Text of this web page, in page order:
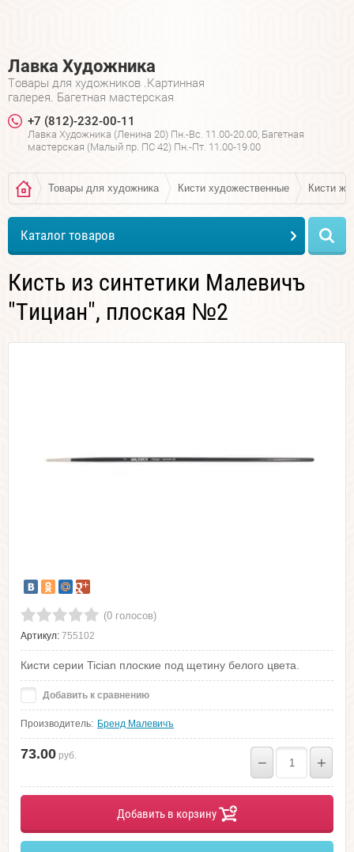
Лавка Художника
Товары для художников .Картинная
галерея. Багетная мастерская
+7 (812)-232-00-11
Лавка Художника (Ленина 20) Пн.-Вс. 11.00-20.00, Багетная
мастерская (Малый пр. ПС 42) Пн.-Пт. 11.00-19.00
Товары для художника Кисти художественные Кисти
Каталог товаров
Кисть из синтетики Малевичъ
"Тициан", плоская №2
(0 голосов)
Артикул: 755102
Кисти серии Tician плоские под щетину белого цвета.
Добавить к сравнению
Производитель: Бренд Малевичъ
73.00 руб. − +
Добавить в корзину